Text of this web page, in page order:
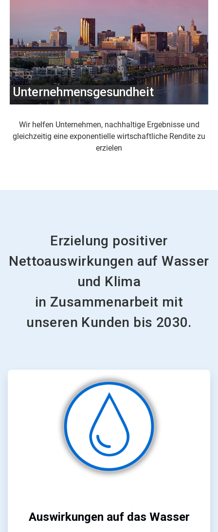
Unternehmensgesundheit
Wir helfen Unternehmen, nachhaltige Ergebnisse und
gleichzeitig eine exponentielle wirtschaftliche Rendite zu
erzielen
Erzielung positiver
Nettoauswirkungen auf Wasser
und Klima
in Zusammenarbeit mit
unseren Kunden bis 2030.
1
von
2
Auswirkungen auf das Wasser